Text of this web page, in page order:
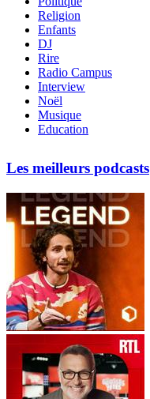
Religion
Enfants
DJ
Rire
Radio Campus
Interview
Noël
Musique
Education
Les meilleurs podcasts